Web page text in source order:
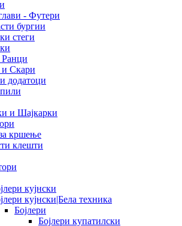
- Футери
бургии
стеги
и Скари
додатоци
и Шајкарки
кршење
клешти
кујнски
кујнски|Бела техника
Бојлери
Бојлери купатилски